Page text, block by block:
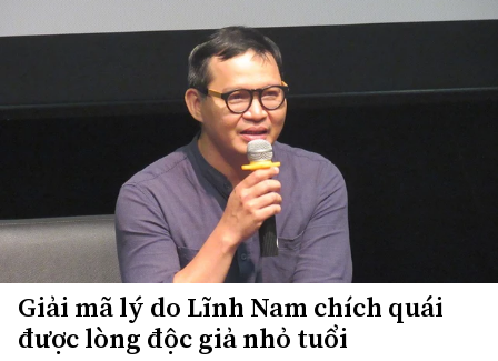
Giải mã lý do Lĩnh Nam chích quái
được lòng độc giả nhỏ tuổi